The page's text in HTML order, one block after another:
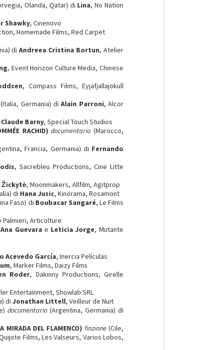
Olanda, Qatar) di Lina, No Nation
Shawky, Cinenovo
Homemade Films, Red Carpet
diAndreea Cristina Bortun, Atelier
, Event Horizon Culture Media, Chinese
, Compass Films, Eyjafjallajokull
Germania) diAlain Parroni, Alcor
Barny, Special Touch Studios
RACHID) documentario (Marocco,
Francia, Germania) di Fernando
, Sacrebleu Productions, Cine Litte
Žickytė, Moonmakers, Allfilm, Agitprop
di Hana Jusic, Kinorama, Rosamont
Faso) di Boubacar Sangaré, Le Films
Palmieri, Articolture
Ana Guevara e Leticia Jorge, Mutante
Acevedo García, Inercia Películas
, Marker Films, Daizy Films
Roder, Dakinny Productions, Girelle
Entertainment, Showlab SRL
diJonathan Littell, Veilleur de Nuit
documentario (Argentina, Germania) di
MIRADA DEL FLAMENCO) finzione(Cile,
Films, Les Valseurs, Varios Lobos,